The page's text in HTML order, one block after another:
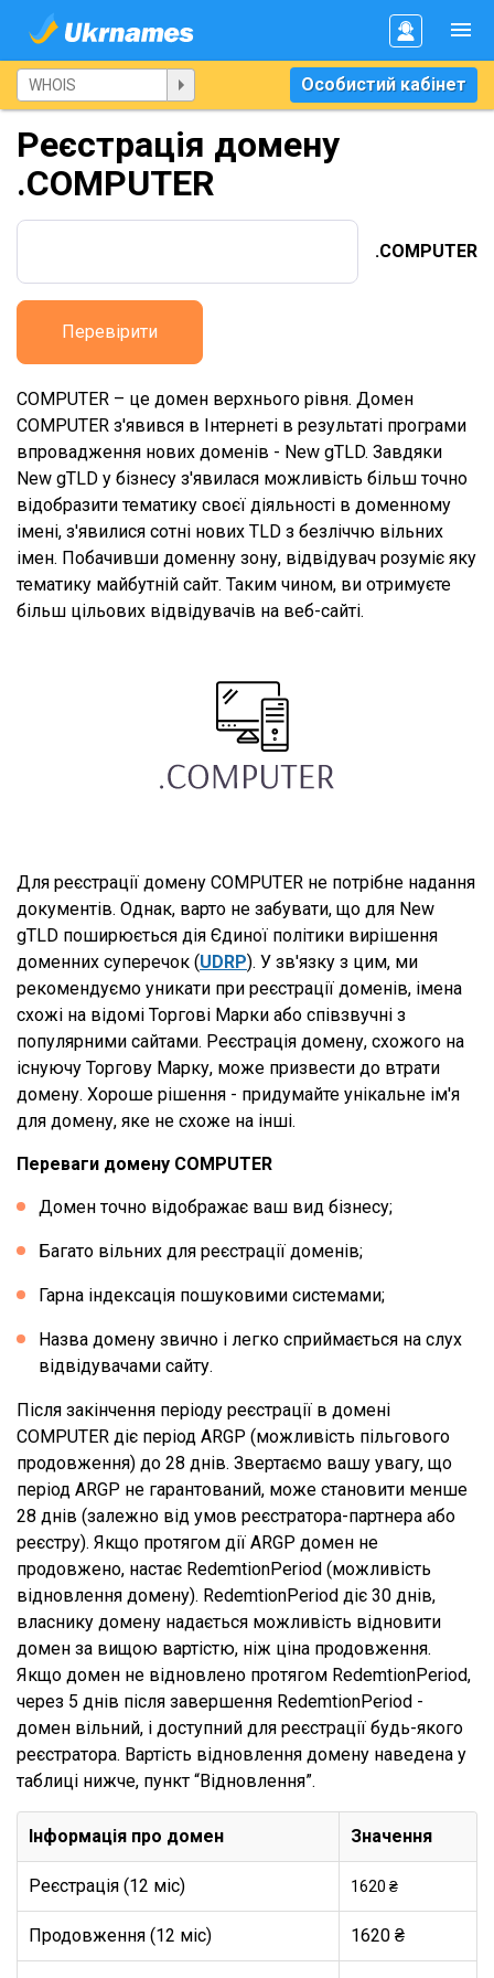
Особистий кабінет
Реєстрація домену
.COMPUTER
.COMPUTER
Перевірити
COMPUTER – це домен верхнього рівня. Домен
COMPUTER з'явився в Інтернеті в результаті програми
впровадження нових доменів - New gTLD. Завдяки
New gTLD у бізнесу з'явилася можливість більш точно
відобразити тематику своєї діяльності в доменному
імені, з'явилися сотні нових TLD з безліччю вільних
імен. Побачивши доменну зону, відвідувач розуміє яку
тематику майбутній сайт. Таким чином, ви отримуєте
більш цільових відвідувачів на веб-сайті.
Для реєстрації домену COMPUTER не потрібне надання
документів. Однак, варто не забувати, що для New
gTLD поширюється дія Єдиної політики вирішення
доменних суперечок (UDRP). У зв'язку з цим, ми
рекомендуємо уникати при реєстрації доменів, імена
схожі на відомі Торгові Марки або співзвучні з
популярними сайтами. Реєстрація домену, схожого на
існуючу Торгову Марку, може призвести до втрати
домену. Хороше рішення - придумайте унікальне ім'я
для домену, яке не схоже на інші.
Переваги домену COMPUTER
Домен точно відображає ваш вид бізнесу;
Багато вільних для реєстрації доменів;
Гарна індексація пошуковими системами;
Назва домену звично і легко сприймається на слух
відвідувачами сайту.
Після закінчення періоду реєстрації в домені
COMPUTER діє період ARGP (можливість пільгового
продовження) до 28 днів. Звертаємо вашу увагу, що
період ARGP не гарантований, може становити менше
28 днів (залежно від умов реєстратора-партнера або
реєстру). Якщо протягом дії ARGP домен не
продовжено, настає RedemtionPeriod (можливість
відновлення домену). RedemtionPeriod діє 30 днів,
власнику домену надається можливість відновити
домен за вищою вартістю, ніж ціна продовження.
Якщо домен не відновлено протягом RedemtionPeriod,
через 5 днів після завершення RedemtionPeriod -
домен вільний, і доступний для реєстрації будь-якого
реєстратора. Вартість відновлення домену наведена у
таблиці нижче, пункт “Відновлення”.
Інформація про домен Значення
Реєстрація (12 міс) 1620 ₴
Продовження (12 міс) 1620 ₴